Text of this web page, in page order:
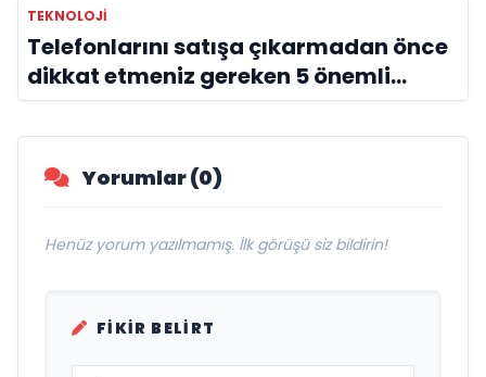
TEKNOLOJI
Telefonlarını satışa çıkarmadan önce
dikkat etmeniz gereken 5 önemli
detay!
Yorumlar (0)
Henüz yorum yazılmamış. İlk görüşü siz bildirin!
FIKIR BELIRT